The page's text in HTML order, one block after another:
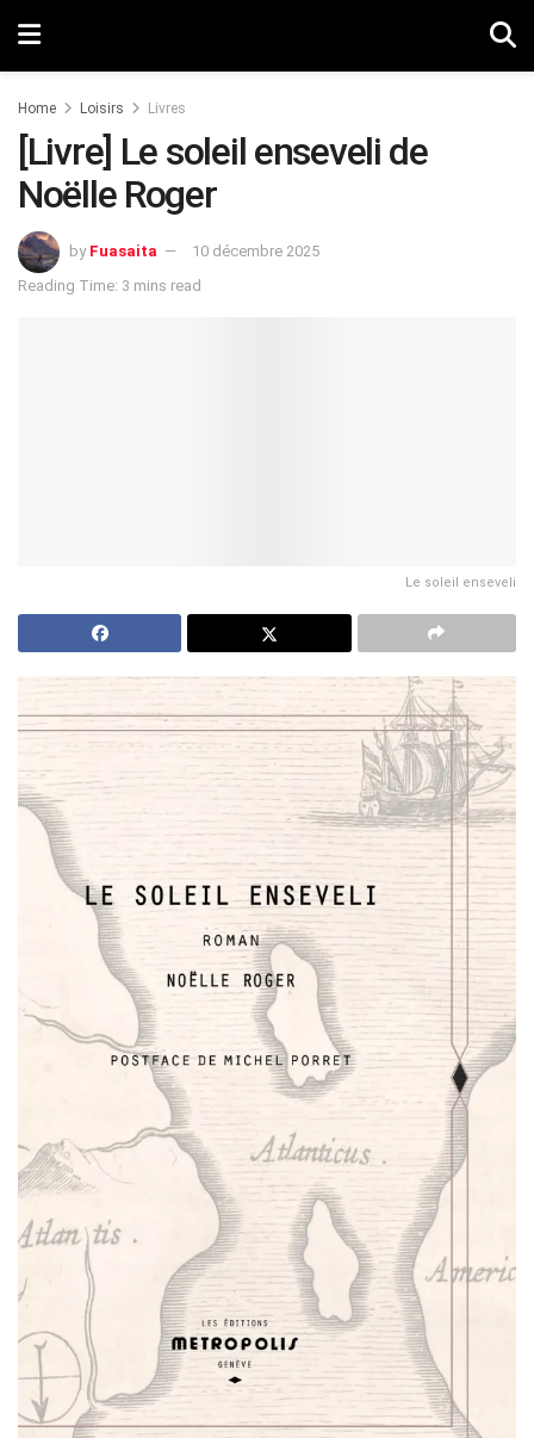
Home Loisirs Livres
[Livre] Le soleil enseveli de
Noëlle Roger
by Fuasaita
10 décembre 2025
Reading Time: 3 mins read
Le soleil enseveli